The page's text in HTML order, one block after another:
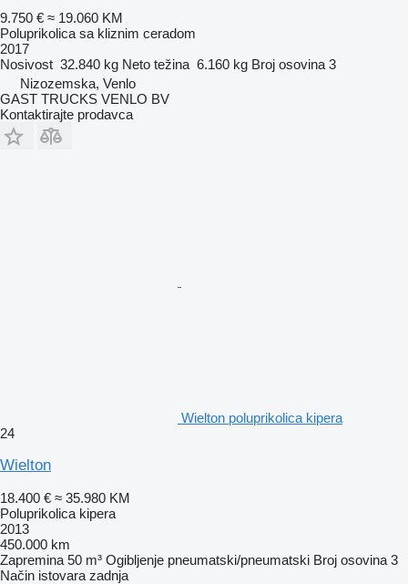
9.750 € ≈ 19.060 KM
Poluprikolica sa kliznim ceradom
2017
Nosivost 32.840 kg Neto težina 6.160 kg Broj osovina 3
Nizozemska, Venlo
GAST TRUCKS VENLO BV
Kontaktirajte prodavca
Wielton poluprikolica kipera
24
Wielton
18.400 € ≈ 35.980 KM
Poluprikolica kipera
2013
450.000 km
Zapremina 50 m³ Ogibljenje pneumatski/pneumatski Broj osovina 3
Način istovara zadnja